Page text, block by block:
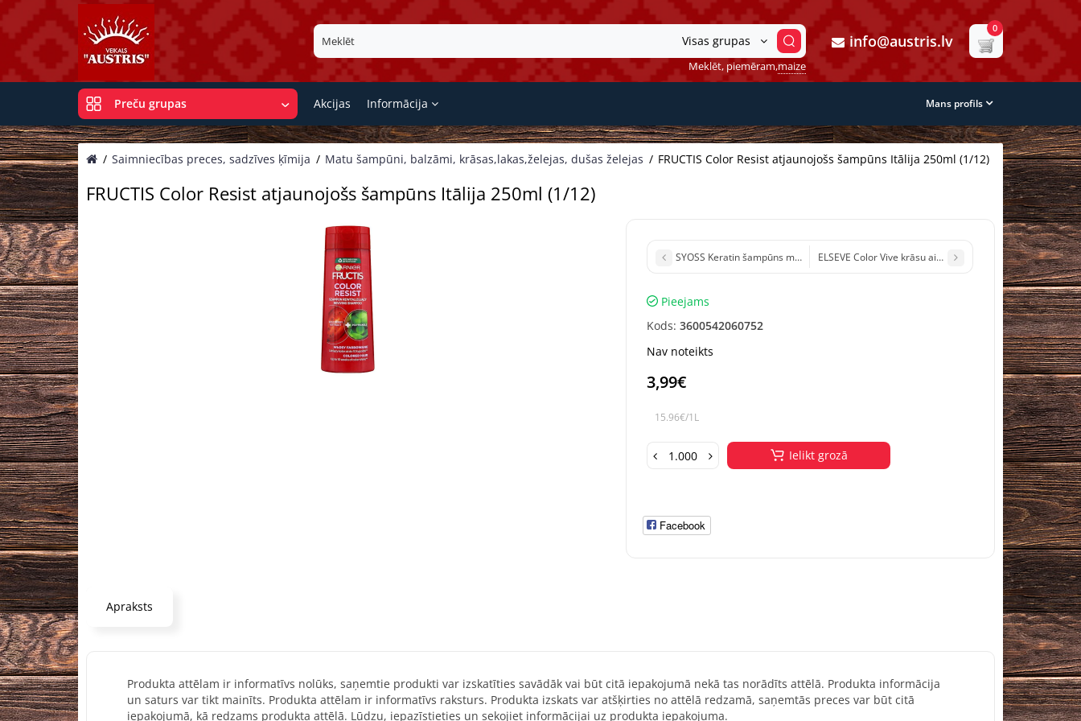
info@austris.lv
Visas grupas
Meklēt, piemēram,maize
0
Preču grupas Akcijas Informācija Mans profils
Saimniecības preces, sadzīves ķīmija Matu šampūni, balzāmi, krāsas,lakas,želejas, dušas želejas FRUCTIS Color Resist atjaunojošs šampūns Itālija 250ml (1/12)
FRUCTIS Color Resist atjaunojošs šampūns Itālija 250ml (1/12)
SYOSS Keratin šampūns matiem spēcinošs un atjaunojošs Tunisija 500ml (1/12)
ELSEVE Color Vive krāsu aizsargājošs šampūns L`Oreal
Pieejams
Kods: 3600542060752
Nav noteikts
3,99€
15.96€/1L
Ielikt grozā
Facebook
Apraksts
Produkta attēlam ir informatīvs nolūks, saņemtie produkti var izskatīties savādāk vai būt citā iepakojumā nekā tas norādīts attēlā. Produkta informācija
un saturs var tikt mainīts. Produkta attēlam ir informatīvs raksturs. Produkta izskats var atšķirties no attēlā redzamā, saņemtās preces var būt citā
iepakojumā, kā redzams produkta attēlā. Lūdzu, iepazīstieties un sekojiet informācijai uz produkta iepakojuma.